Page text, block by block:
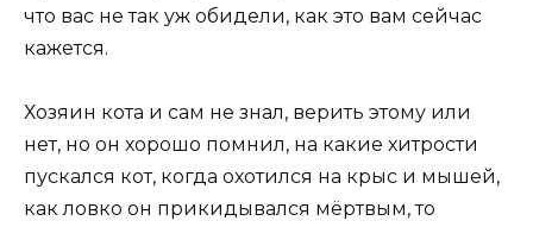
что вас не так уж обидели, как это вам сейчас
кажется.
Хозяин кота и сам не знал, верить этому или
нет, но он хорошо помнил, на какие хитрости
пускался кот, когда охотился на крыс и мышей,
как ловко он прикидывался мёртвым, то